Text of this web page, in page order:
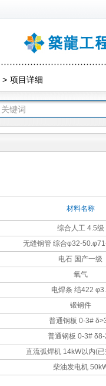
> 项目详细
材料名称
综合人工 4.5级
无缝钢管 综合φ32-
电石 国产一级
氧气
电焊条 结422
锻钢件
普通钢板 0-3#
普通钢板 0-3#
直流弧焊机 14kW以内(
柴油发电机